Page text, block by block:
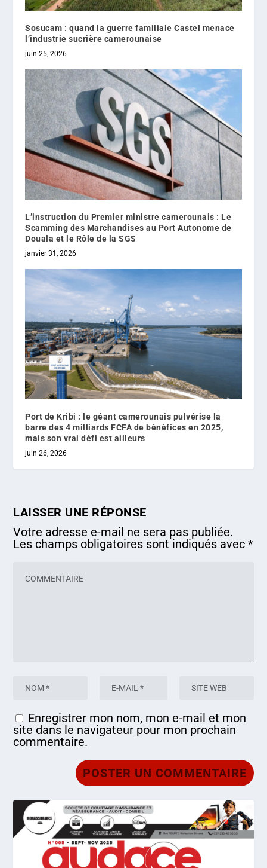
Sosucam : quand la guerre familiale Castel menace
l’industrie sucrière camerounaise
juin 25, 2026
L’instruction du Premier ministre camerounais : Le
Scamming des Marchandises au Port Autonome de
Douala et le Rôle de la SGS
janvier 31, 2026
Port de Kribi : le géant camerounais pulvérise la
barre des 4 milliards FCFA de bénéfices en 2025,
mais son vrai défi est ailleurs
juin 26, 2026
LAISSER UNE RÉPONSE
Votre adresse e-mail ne sera pas publiée.
Les champs obligatoires sont indiqués avec*
Enregistrer mon nom, mon e-mail et mon
site dans le navigateur pour mon prochain
commentaire.